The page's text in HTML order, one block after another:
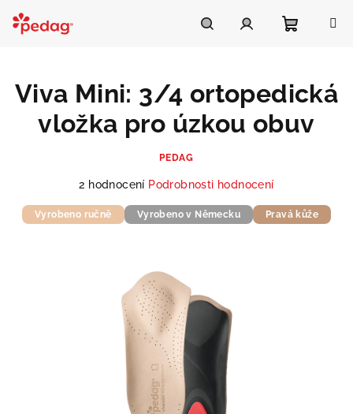
obsah
košík
Viva Mini: 3/4 ortopedická
vložka pro úzkou obuv
PEDAG
Průměrné
produktu
hvězdiček.
2 hodnocení Podrobnosti hodnocení
Vyrobeno ručně Vyrobeno v Německu Pravá kůže
Asistent Pedag